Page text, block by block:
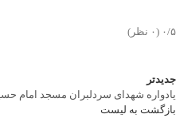
‫۰/۵ ‫(۰ نظر)
جدیدتر
یادواره شهدای سردلبران مسجد امام
بازگشت به لیست